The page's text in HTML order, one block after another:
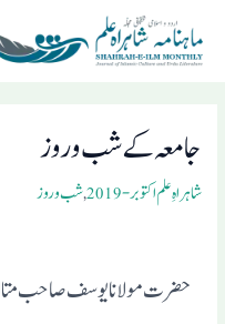
content
جامعہ کے شب و روز
شاہراہِ علم اکتوبر- 2019 ,شب و روز
حضرت مولانا یوسف صاحب